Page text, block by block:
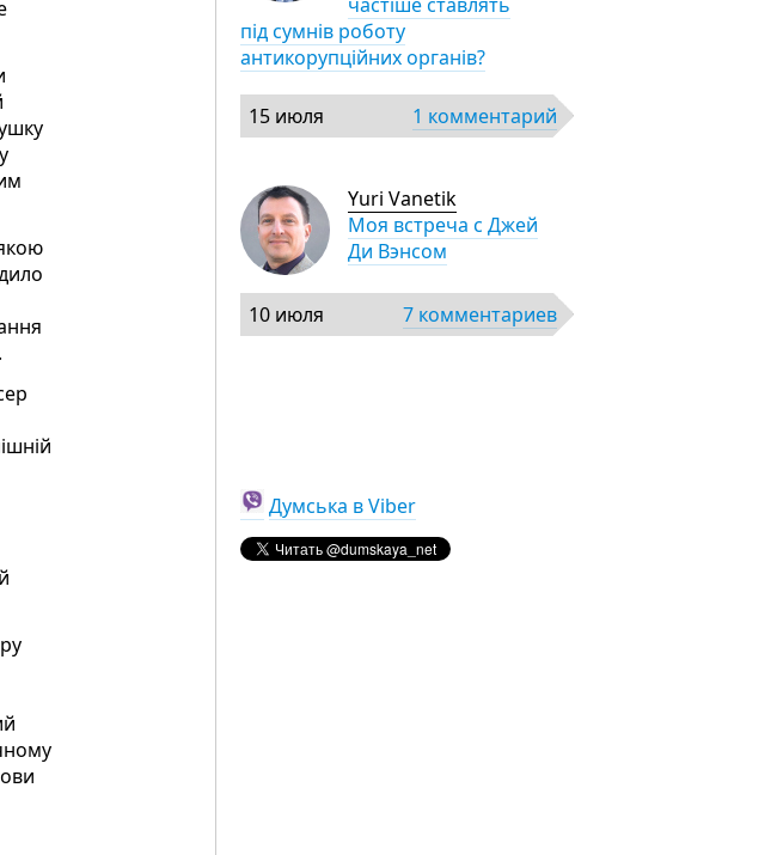
під сумнів роботу
антикорупційних органів?
15 июля 1 комментарий
Yuri Vanetik
Моя встреча с Джей
Ди Вэнсом
10 июля 7 комментариев
Думська в Viber